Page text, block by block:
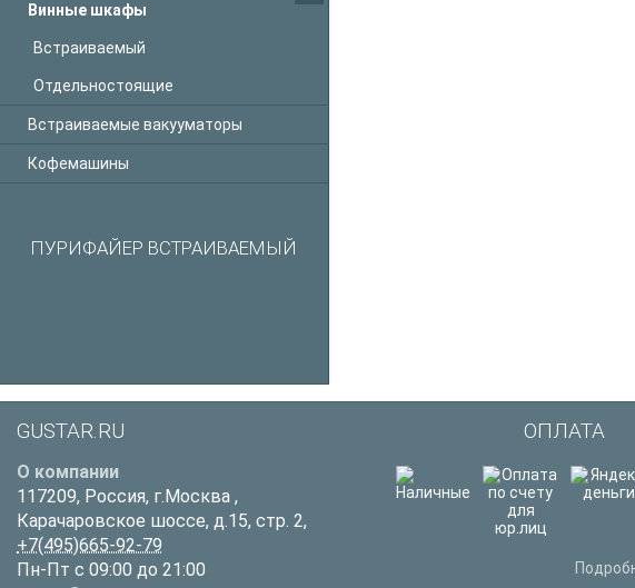
Винные шкафы
Встраиваемый
Отдельностоящие
Встраиваемые вакууматоры
Кофемашины
ПУРИФАЙЕР ВСТРАИВАЕМЫЙ
GUSTAR.RU
О компании
117209, Россия, г.Москва ,
Карачаровское шоссе, д.15, стр. 2,
+7(495)665-92-79
Пн-Пт с 09:00 до 21:00
ОПЛАТА